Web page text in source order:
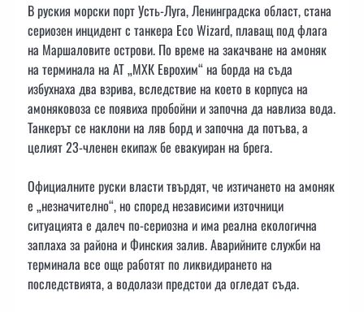
В руския морски порт Усть-Луга, Ленинградска област, стана
сериозен инцидент с танкера Eco Wizard, плаващ под флага
на Маршаловите острови. По време на закачване на амоняк
на терминала на АТ „МХК Еврохим“ на борда на съда
избухнаха два взрива, вследствие на което в корпуса на
амоняковоза се появиха пробойни и започна да навлиза вода.
Танкерът се наклони на ляв борд и започна да потъва, а
целият 23-членен екипаж бе евакуиран на брега.
Официалните руски власти твърдят, че изтичането на амоняк
е „незначително“, но според независими източници
ситуацията е далеч по-сериозна и има реална екологична
заплаха за района и Финския залив. Аварийните служби на
терминала все още работят по ликвидирането на
последствията, а водолази предстои да огледат съда.